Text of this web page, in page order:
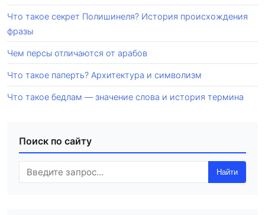
Что такое секрет Полишинеля? История происхождения
фразы
Чем персы отличаются от арабов
Что такое паперть? Архитектура и символизм
Что такое бедлам — значение слова и история термина
Поиск по сайту
Найти